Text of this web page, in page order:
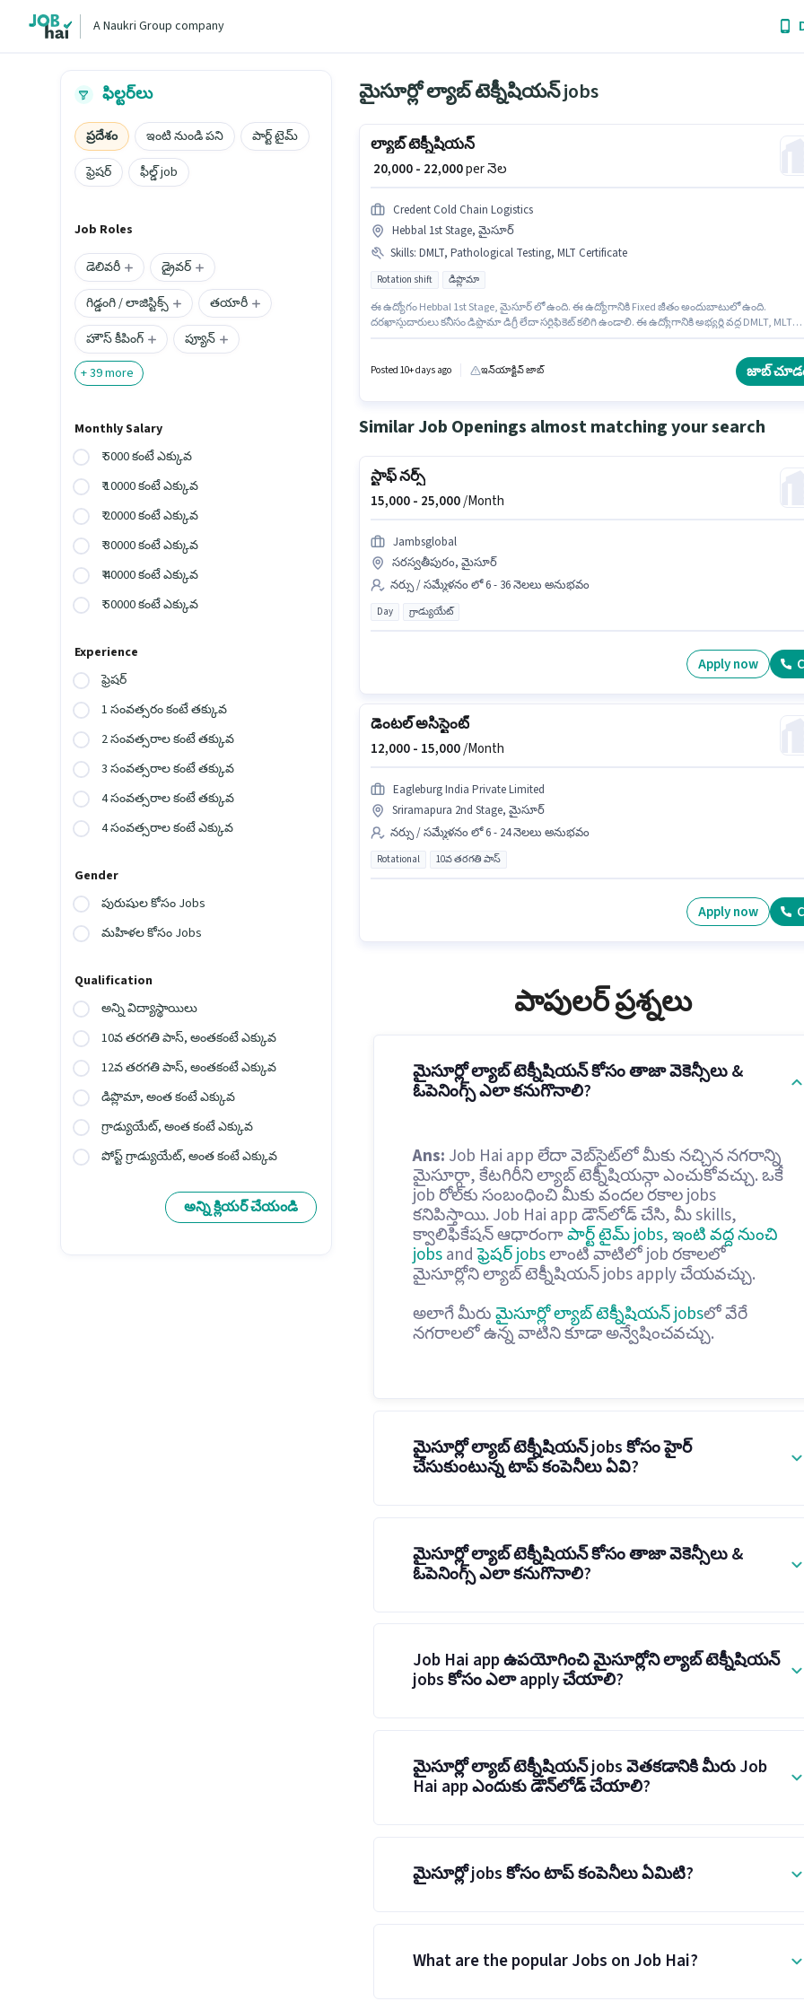
A Naukri Group company
ఫిల్టర్‌లు
ప్రదేశం ఇంటి నుండి పని
పార్ట్ టైమ్
ఫ్రెషర్
ఫీల్డ్ job
Job Roles
డెలివరీ
డ్రైవర్
గిడ్డంగి / లాజిస్టిక్స్
తయారీ
హౌస్ కీపింగ్
ప్యూన్
+39more
Monthly Salary
₹ 5000 కంటే ఎక్కువ
₹ 10000 కంటే ఎక్కువ
₹ 20000 కంటే ఎక్కువ
₹ 30000 కంటే ఎక్కువ
₹ 40000 కంటే ఎక్కువ
₹ 50000 కంటే ఎక్కువ
Experience
ఫ్రెషర్
1 సంవత్సరం కంటే తక్కువ
2 సంవత్సరాల కంటే తక్కువ
3 సంవత్సరాల కంటే తక్కువ
4 సంవత్సరాల కంటే తక్కువ
4 సంవత్సరాల కంటే ఎక్కువ
Gender
పురుషుల కోసం Jobs
మహిళల కోసం Jobs
Qualification
అన్ని విద్యాస్థాయిలు
10వ తరగతి పాస్, అంతకంటే ఎక్కువ
12వ తరగతి పాస్, అంతకంటే ఎక్కువ
డిప్లొమా, అంత కంటే ఎక్కువ
గ్రాడ్యుయేట్, అంత కంటే ఎక్కువ
పోస్ట్ గ్రాడ్యుయేట్, అంత కంటే ఎక్కువ
అన్ని క్లియర్ చేయండి
మైసూర్లో ల్యాబ్ టెక్నీషియన్ jobs
ల్యాబ్ టెక్నీషియన్
₹ 20,000 - 22,000per నెల
Credent Cold Chain Logistics
Hebbal 1st Stage, మైసూర్
Skills: DMLT, Pathological Testing, MLT Certificate
Rotation shift డిప్లొమా
ఈ ఉద్యోగం Hebbal 1st Stage, మైసూర్ లో ఉంది. ఈ ఉద్యోగానికి Fixed జీతం అందుబాటులో ఉంది.
దరఖాస్తుదారులు కనీసం డిప్లొమా డిగ్రీ లేదా సర్టిఫికెట్ కలిగి ఉండాలి. ఈ ఉద్యోగానికి అభ్యర్థి వద్ద DMLT, MLT
జీతం ₹22000 ఉంటుంది.
Posted 10+ days ago ఇన్‌యాక్టివ్ జాబ్ జాబ్
Similar Job Openings almost matching your search
స్టాఫ్ నర్స్
15,000 - 25,000/Month
Jambsglobal
సరస్వతీపురం, మైసూర్
నర్సు / సమ్మేళనం లో 6 - 36 నెలలు అనుభవం
Day గ్రాడ్యుయేట్
Apply now
డెంటల్ అసిస్టెంట్
12,000 - 15,000/Month
Eagleburg India Private Limited
Sriramapura 2nd Stage, మైసూర్
నర్సు / సమ్మేళనం లో 6 - 24 నెలలు అనుభవం
Rotational 10వ తరగతి పాస్
Apply now
పాపులర్ ప్రశ్నలు
మైసూర్లో ల్యాబ్ టెక్నీషియన్ కోసం తాజా వెకెన్సీలు &
ఓపెనింగ్స్ ఎలా కనుగొనాలి?
Ans: Job Hai app లేదా వెబ్‌సైట్‌లో మీకు నచ్చిన నగరాన్ని
మైసూర్గా, కేటగిరీని ల్యాబ్ టెక్నీషియన్గా ఎంచుకోవచ్చు. ఒకే
job రోల్‌కు సంబంధించి మీకు వందల రకాల jobs
కనిపిస్తాయి. Job Hai app డౌన్‌లోడ్ చేసి, మీ skills,
క్వాలిఫికేషన్ ఆధారంగాపార్ట్ టైమ్ jobs,ఇంటి వద్ద నుంచి
jobsandఫ్రెషర్ jobsలాంటి వాటిలో job రకాలలో
మైసూర్లోని ల్యాబ్ టెక్నీషియన్ jobs apply చేయవచ్చు.
అలాగే మీరుమైసూర్లో ల్యాబ్ టెక్నీషియన్ jobsలో వేరే
నగరాలలో ఉన్న వాటిని కూడా అన్వేషించవచ్చు.
మైసూర్లో ల్యాబ్ టెక్నీషియన్ jobs కోసం హైర్
చేసుకుంటున్న టాప్ కంపెనీలు ఏవి?
మైసూర్లో ల్యాబ్ టెక్నీషియన్ కోసం తాజా వెకెన్సీలు &
ఓపెనింగ్స్ ఎలా కనుగొనాలి?
Job Hai app ఉపయోగించి మైసూర్లోని ల్యాబ్ టెక్నీషియన్
jobs కోసం ఎలా apply చేయాలి?
మైసూర్లో ల్యాబ్ టెక్నీషియన్ jobs వెతకడానికి మీరు Job
Hai app ఎందుకు డౌన్‌లోడ్ చేయాలి?
మైసూర్లో jobs కోసం టాప్ కంపెనీలు ఏమిటి?
What are the popular Jobs on Job Hai?